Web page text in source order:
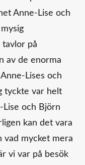
Anne-Lise och
tavlor på
av de enorma
Lises och
tyckte var helt
Lise och Björn
kan det vara
vad mycket mera
vi var på besök